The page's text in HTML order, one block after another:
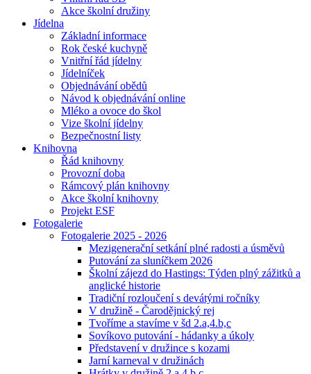
Akce školní družiny
Jídelna
Základní informace
Rok české kuchyně
Vnitřní řád jídelny
Jídelníček
Objednávání obědů
Návod k objednávání online
Mléko a ovoce do škol
Vize školní jídelny
Bezpečnostní listy
Knihovna
Řád knihovny
Provozní doba
Rámcový plán knihovny
Akce školní knihovny
Projekt ESF
Fotogalerie
Fotogalerie 2025 - 2026
Mezigenerační setkání plné radosti a úsměvů
Putování za sluníčkem 2026
Školní zájezd do Hastings: Týden plný zážitků a
anglické historie
Tradiční rozloučení s devátými ročníky
V družině - Čarodějnický rej
Tvoříme a stavíme v šd 2.a,4.b,c
Sovíkovo putování - hádanky a úkoly
Představení v družince s kozami
Jarní karneval v družinách